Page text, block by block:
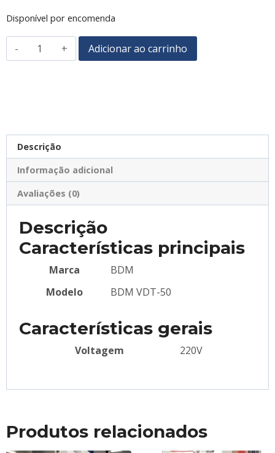
Disponível por encomenda
Adicionar ao carrinho
Descrição
Informação adicional
Avaliações (0)
Descrição
Características principais
Marca
BDM
Modelo
BDM VDT-50
Características gerais
Voltagem 220V
Produtos relacionados